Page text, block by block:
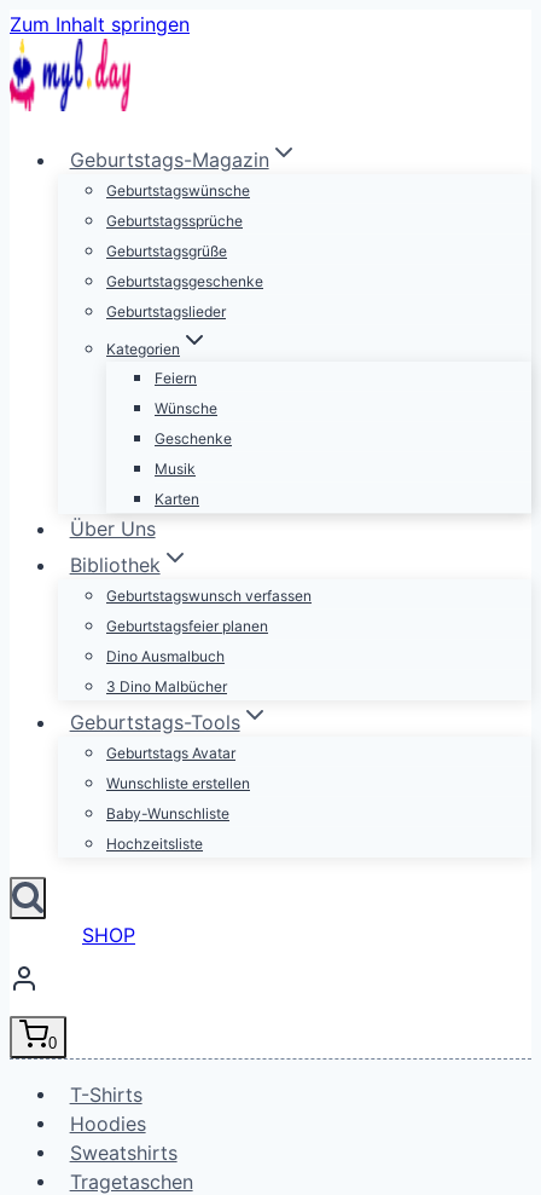
Zum Inhalt springen
Geburtstags-Magazin
Geburtstagswünsche
Geburtstagssprüche
Geburtstagsgrüße
Geburtstagsgeschenke
Geburtstagslieder
Kategorien
Feiern
Wünsche
Geschenke
Musik
Karten
Über Uns
Bibliothek
Geburtstagswunsch verfassen
Geburtstagsfeier planen
Dino Ausmalbuch
3 Dino Malbücher
Geburtstags-Tools
Geburtstags Avatar
Wunschliste erstellen
Baby-Wunschliste
Hochzeitsliste
SHOP
0
T-Shirts
Hoodies
Sweatshirts
Tragetaschen